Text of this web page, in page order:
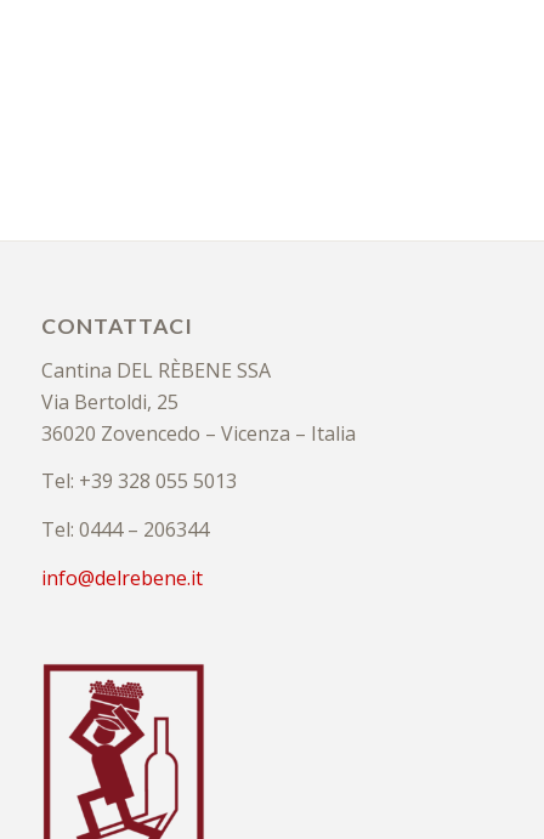
CONTATTACI
Cantina DEL RÈBENE SSA
Via Bertoldi, 25
36020 Zovencedo – Vicenza – Italia
Tel: +39 328 055 5013
Tel: 0444 – 206344
info@delrebene.it